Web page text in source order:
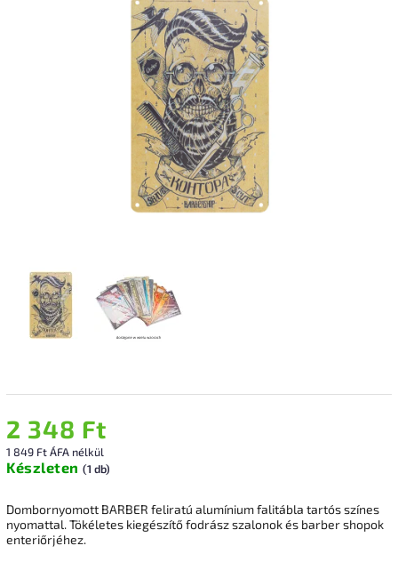
2 348 Ft
1 849 Ft ÁFA nélkül
Készleten (1 db)
Dombornyomott BARBER feliratú alumínium falitábla tartós színes
nyomattal. Tökéletes kiegészítő fodrász szalonok és barber shopok
enteriőrjéhez.